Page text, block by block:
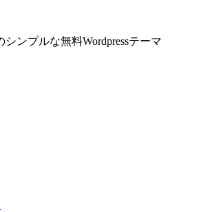
シンプルな無料Wordpressテーマ